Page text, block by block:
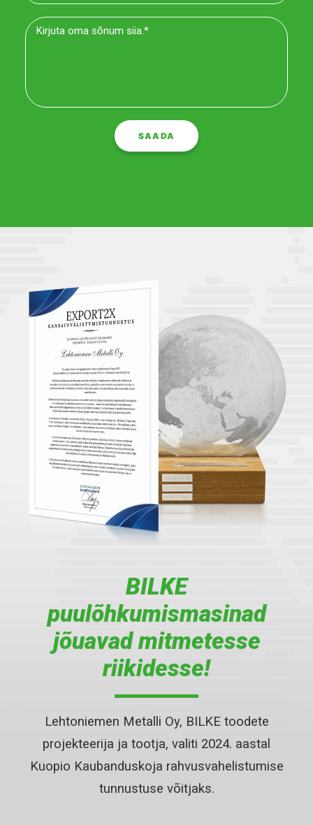
BILKE
puulõhkumismasinad
jõuavad mitmetesse
riikidesse!
Lehtoniemen Metalli Oy, BILKE toodete
projekteerija ja tootja, valiti 2024. aastal
Kuopio Kaubanduskoja rahvusvahelistumise
tunnustuse võitjaks.